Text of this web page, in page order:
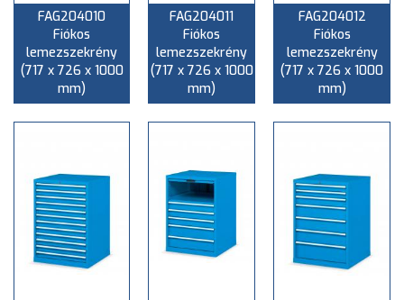
FAG204010
Fiókos
lemezszekrény
(717 x 726 x 1000
mm)
FAG204011
Fiókos
lemezszekrény
(717 x 726 x 1000
mm)
FAG204012
Fiókos
lemezszekrény
(717 x 726 x 1000
mm)